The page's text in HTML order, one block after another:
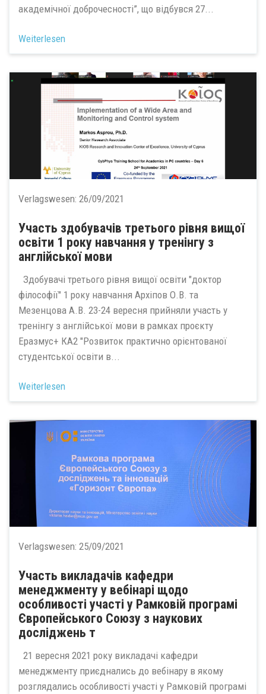
академічної доброчесності”, що відбувся 27...
Weiterlesen
Verlagswesen: 26/09/2021
Участь здобувачів третього рівня вищої
освіти 1 року навчання у тренінгу з
англійської мови
Здобувачі третього рівня вищої освіти "доктор
філософії" 1 року навчання Архіпов О.В. та
Мезенцова А.В. 23-24 вересня прийняли участь у
тренінгу з англійської мови в рамках проєкту
Еразмус+ КА2 "Розвиток практично орієнтованої
студентської освіти в...
Weiterlesen
Verlagswesen: 25/09/2021
Участь викладачів кафедри
менеджменту у вебінарі щодо
особливості участі у Рамковій програмі
Європейського Союзу з наукових
досліджень т
21 вересня 2021 року викладачі кафедри
менеджменту приєднались до вебінару в якому
розглядались особливості участі у Рамковій програмі